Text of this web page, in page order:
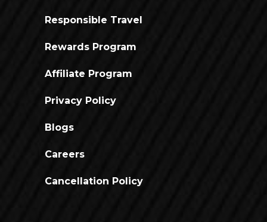
Responsible Travel
Rewards Program
Affiliate Program
Privacy Policy
Blogs
Careers
Cancellation Policy